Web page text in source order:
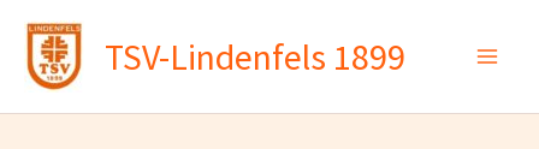
Zum
Inhalt
springen
TSV-Lindenfels 1899